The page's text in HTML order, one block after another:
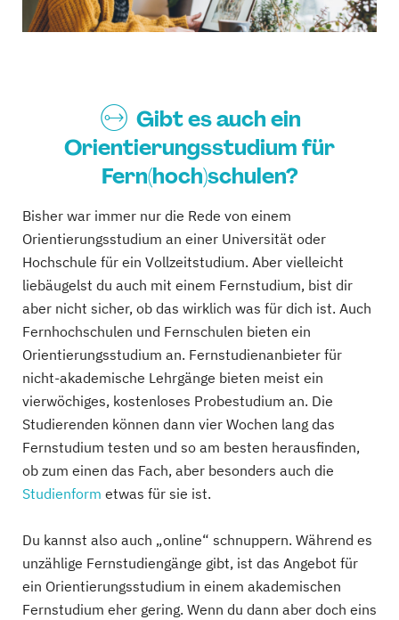
Gibt es auch ein
Orientierungsstudium für
Fern(hoch)schulen?
Bisher war immer nur die Rede von einem
Orientierungsstudium an einer Universität oder
Hochschule für ein Vollzeitstudium. Aber vielleicht
liebäugelst du auch mit einem Fernstudium, bist dir
aber nicht sicher, ob das wirklich was für dich ist. Auch
Fernhochschulen und Fernschulen bieten ein
Orientierungsstudium an. Fernstudienanbieter für
nicht-akademische Lehrgänge bieten meist ein
vierwöchiges, kostenloses Probestudium an. Die
Studierenden können dann vier Wochen lang das
Fernstudium testen und so am besten herausfinden,
ob zum einen das Fach, aber besonders auch die
Studienform etwas für sie ist.
Du kannst also auch „online“ schnuppern. Während es
unzählige Fernstudiengänge gibt, ist das Angebot für
ein Orientierungsstudium in einem akademischen
Fernstudium eher gering. Wenn du dann aber doch eins